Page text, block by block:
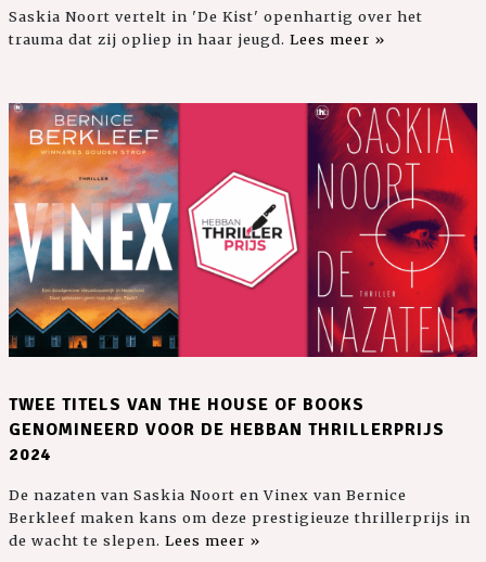
Saskia Noort vertelt in 'De Kist' openhartig over het
trauma dat zij opliep in haar jeugd. Lees meer »
TWEE TITELS VAN THE HOUSE OF BOOKS
GENOMINEERD VOOR DE HEBBAN THRILLERPRIJS
2024
De nazaten van Saskia Noort en Vinex van Bernice
Berkleef maken kans om deze prestigieuze thrillerprijs in
de wacht te slepen. Lees meer »